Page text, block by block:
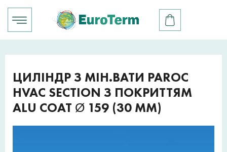
ЦИЛІНДР З МІН.ВАТИ PAROC
HVAC SECTION З ПОКРИТТЯМ
ALU COAT Ø 159 (30 ММ)